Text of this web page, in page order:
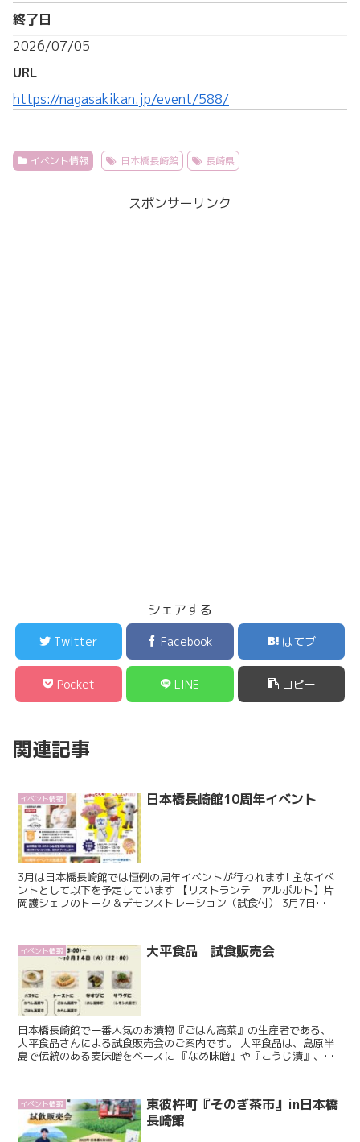
終了日
2026/07/05
URL
https://nagasakikan.jp/event/588/
イベント情報 日本橋長崎館 長崎県
スポンサーリンク
シェアする
Twitter Facebook はてブ
Pocket LINE コピー
関連記事
イベント情報 日本橋長崎館10周年イベント
3月は日本橋長崎館では恒例の周年イベントが行われます! 主なイベ
ントとして以下を予定しています 【リストランテ アルポルト】片
岡護シェフのトーク＆デモンストレーション（試食付） 3月7日
イベント情報 大平食品 試食販売会
日本橋長崎館で一番人気のお漬物『ごはん高菜』の生産者である、
大平食品さんによる試食販売会のご案内です。 大平食品は、島原半
島で伝統のある麦味噌をベースに 『なめ味噌』や『こうじ漬』、
イベント情報
東彼杵町『そのぎ茶市』in日本橋
長崎館